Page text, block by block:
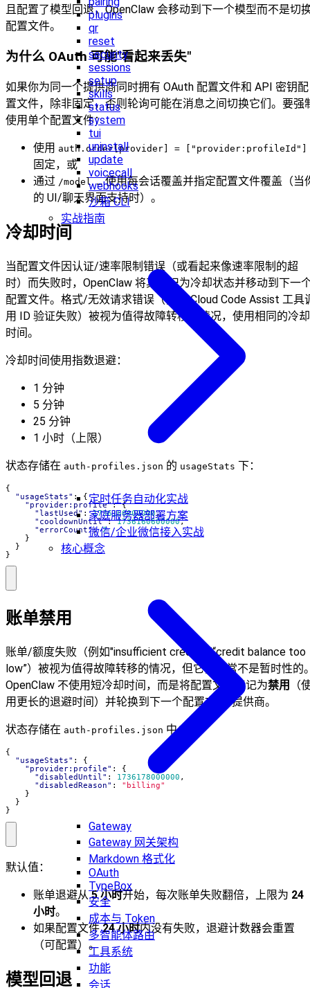
plugins
qr
reset
security
sessions
setup
skills
status
system
tui
uninstall
update
voicecall
webhooks
沙箱 CLI
实战指南
定时任务自动化实战
家庭服务器部署方案
微信/企业微信接入实战
核心概念
Gateway
Gateway 网关架构
Markdown 格式化
OAuth
TypeBox
安全
成本与 Token
多智能体路由
工具系统
功能
会话
且配置了模型回退，OpenClaw 会移动到下一个模型而不是切
配置文件。
为什么 OAuth 可能"看起来丢失"
如果你为同一个提供商同时拥有 OAuth 配置文件和 API 密钥配
置文件，除非固定，否则轮询可能在消息之间切换它们。要强
使用单个配置文件：
使用 auth.order[provider] = ["provider:profileId"]
固定，或
通过 /model …使用每会话覆盖并指定配置文件覆盖（当
的 UI/聊天界面支持时）。
冷却时间
当配置文件因认证/速率限制错误（或看起来像速率限制的超
时）而失败时，OpenClaw 将其标记为冷却状态并移动到下一
配置文件。格式/无效请求错误（例如 Cloud Code Assist 工具
用 ID 验证失败）被视为值得故障转移的情况，使用相同的冷却
时间。
冷却时间使用指数退避：
1 分钟
5 分钟
25 分钟
1 小时（上限）
状态存储在 auth-profiles.json 的 usageStats 下：
{
"usageStats" :
{
"provider:profile": {
"lastUsed" : 1736160000000,
"cooldownUntil": 1736160600000,
"errorCount": 2
}
}
}
账单禁用
账单/额度失败（例如"insufficient credits"/“credit balance too
low”）被视为值得故障转移的情况，但它们通常不是暂时性的
OpenClaw 不使用短冷却时间，而是将配置文件标记为禁用
（
用更长的退避时间）并轮换到下一个配置文件/提供商。
状态存储在 auth-profiles.json 中：
{
"usageStats" :
{
"provider:profile" :
{
"disabledUntil" : 1736178000000 ,
"disabledReason" :
"billing"
}
}
}
默认值：
账单退避从5 小时开始，每次账单失败翻倍，上限为 24
小时。
如果配置文件24 小时内没有失败，退避计数器会重置
（可配置）。
模型回退